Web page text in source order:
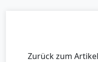
Zurück zum